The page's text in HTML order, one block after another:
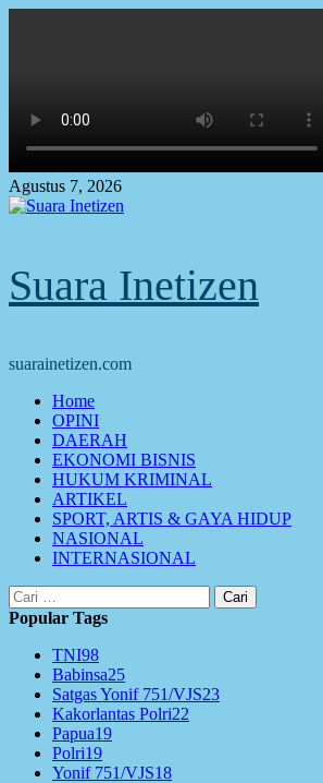
Agustus 7, 2026
Suara Inetizen
suarainetizen.com
Primary
Menu
Home
OPINI
DAERAH
EKONOMI BISNIS
HUKUM KRIMINAL
ARTIKEL
SPORT, ARTIS & GAYA HIDUP
NASIONAL
INTERNASIONAL
Cari
untuk:
Popular Tags
TNI98
Babinsa25
Satgas Yonif 751/VJS23
Kakorlantas Polri22
Papua19
Polri19
Yonif 751/VJS18